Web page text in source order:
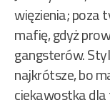
więzienia; poza
mafię, gdyż
gangsterów.
najkrótsze, bo
ciekawostka